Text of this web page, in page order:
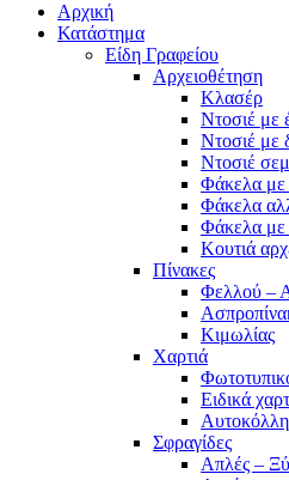
Αρχική
Κατάστημα
Είδη Γραφείου
Αρχειοθέτηση
Κλασέρ
Ντοσιέ με
Ντοσιέ με
Ντοσιέ
Φάκελα με
Φάκελα
Φάκελα με
Κουτιά
Πίνακες
Φελλού –
Κιμωλίας
Χαρτιά
Ειδικά
Σφραγίδες
Απλές –